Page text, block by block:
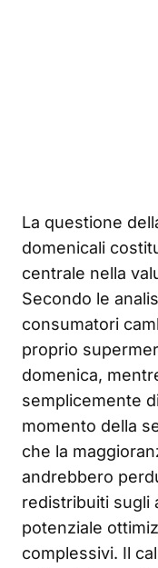
La questione
domenicali
centrale nella
Secondo le
consumatori
proprio
domenica,
semplicemente
momento della
che la
andrebbero
redistribuiti sugli
potenziale
complessivi. Il